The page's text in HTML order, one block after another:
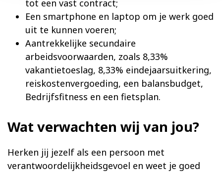
tot een vast contract;
Een smartphone en laptop om je werk goed
uit te kunnen voeren;
Aantrekkelijke secundaire
arbeidsvoorwaarden, zoals 8,33%
vakantietoeslag, 8,33% eindejaarsuitkering,
reiskostenvergoeding, een balansbudget,
Bedrijfsfitness en een fietsplan.
Wat verwachten wij van jou?
Herken jij jezelf als een persoon met
verantwoordelijkheidsgevoel en weet je goed